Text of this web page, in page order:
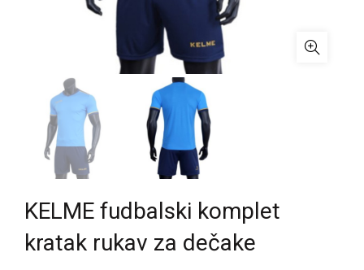
KELME fudbalski komplet
kratak rukav za dečake